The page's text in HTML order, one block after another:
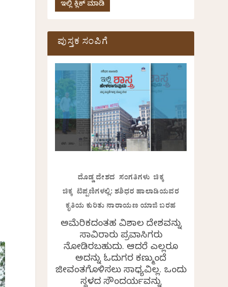
ಇಲ್ಲಿ ಕ್ಲಿಕ್ ಮಾಡಿ
ಪುಸ್ತಕ ಸಂಪಿಗೆ
ದೊಡ್ಡ ದೇಶದ ಸಂಗತಿಗಳು ಚಿಕ್ಕ
ಚಿಕ್ಕ ಟಿಪ್ಪಣಿಗಳಲ್ಲಿ: ಶಶಿಧರ ಹಾಲಾಡಿಯವರ
ಕೃತಿಯ ಕುರಿತು ನಾರಾಯಣ ಯಾಜಿ ಬರಹ
ಅಮೆರಿಕದಂತಹ ವಿಶಾಲ ದೇಶವನ್ನು
ಸಾವಿರಾರು ಪ್ರವಾಸಿಗರು
ನೋಡಿರಬಹುದು. ಆದರೆ ಎಲ್ಲರೂ
ಅದನ್ನು ಓದುಗರ ಕಣ್ಮುಂದೆ
ಜೀವಂತಗೊಳಿಸಲು ಸಾಧ್ಯವಿಲ್ಲ. ಒಂದು
ಸ್ಥಳದ ಸೌಂದರ್ಯವನ್ನು